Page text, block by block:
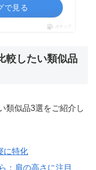
で見る
ポチップ
較したい類似品
類似品3選をご紹介し
に特化
：肩の高さに注目